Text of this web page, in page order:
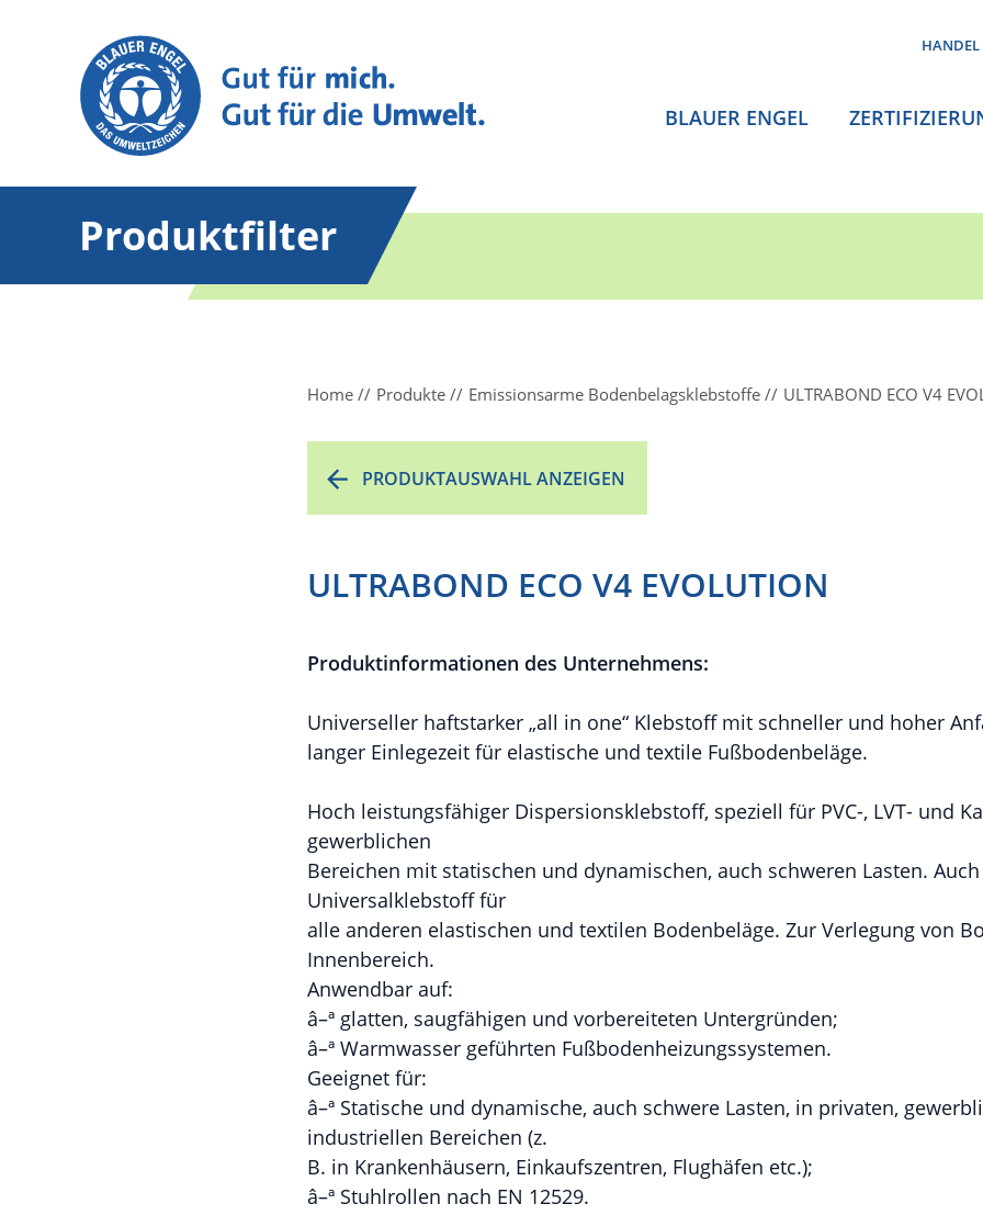
HANDEL
BLAUER ENGEL
Produktfilter
Home Produkte Emissionsarme Bodenbelagsklebstoffe ULTRABOND ECO V4
PRODUKTAUSWAHL ANZEIGEN
ULTRABOND ECO V4 EVOLUTION
Produktinformationen des Unternehmens:
Universeller haftstarker „all in one“ Klebstoff mit schneller und hoher
langer Einlegezeit für elastische und textile Fußbodenbeläge.
Hoch leistungsfähiger Dispersionsklebstoff, speziell für PVC-, LVT- und
gewerblichen
Bereichen mit statischen und dynamischen, auch schweren Lasten.
Universalklebstoff für
alle anderen elastischen und textilen Bodenbeläge. Zur Verlegung von
Innenbereich.
Anwendbar auf:
â–ª glatten, saugfähigen und vorbereiteten Untergründen;
â–ª Warmwasser geführten Fußbodenheizungssystemen.
Geeignet für:
â–ª Statische und dynamische, auch schwere Lasten, in privaten,
industriellen Bereichen (z.
B. in Krankenhäusern, Einkaufszentren, Flughäfen etc.);
â–ª Stuhlrollen nach EN 12529.